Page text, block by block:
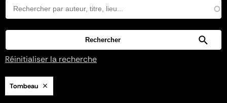
Réinitialiser la recherche
Tombeau